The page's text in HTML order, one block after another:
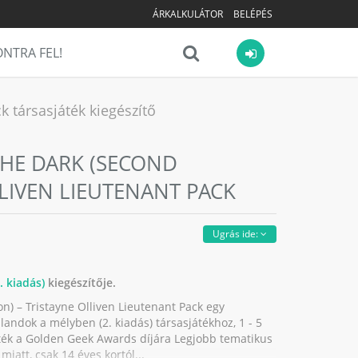
ÁRKALKULÁTOR BELÉPÉS
FEL!
társasjáték kiegészítő
DARK (SECOND
LIEUTENANT PACK
Ugrás ide:
kiadás)kiegészítője.
– Tristayne Olliven Lieutenant Pack egy
a mélyben (2. kiadás) társasjátékhoz, 1 - 5
a Golden Geek Awards díjára Legjobb tematikus
csak 14 éves kortól...